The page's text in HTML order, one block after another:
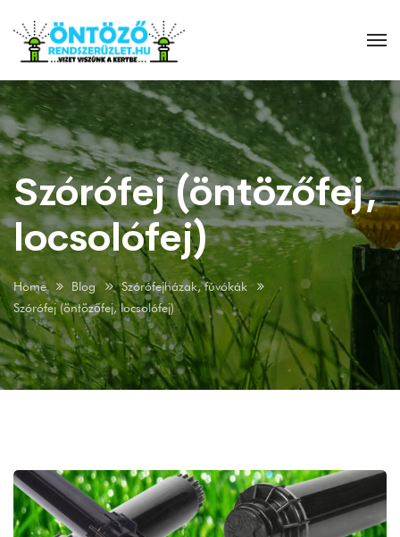
Szórófej (öntözőfej,
locsolófej)
Home Blog
Szórófejházak, fúvókák
Szórófej (öntözőfej, locsolófej)